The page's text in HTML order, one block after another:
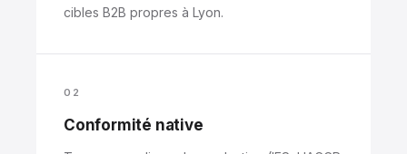
cibles B2B propres à Lyon.
02
Conformité native